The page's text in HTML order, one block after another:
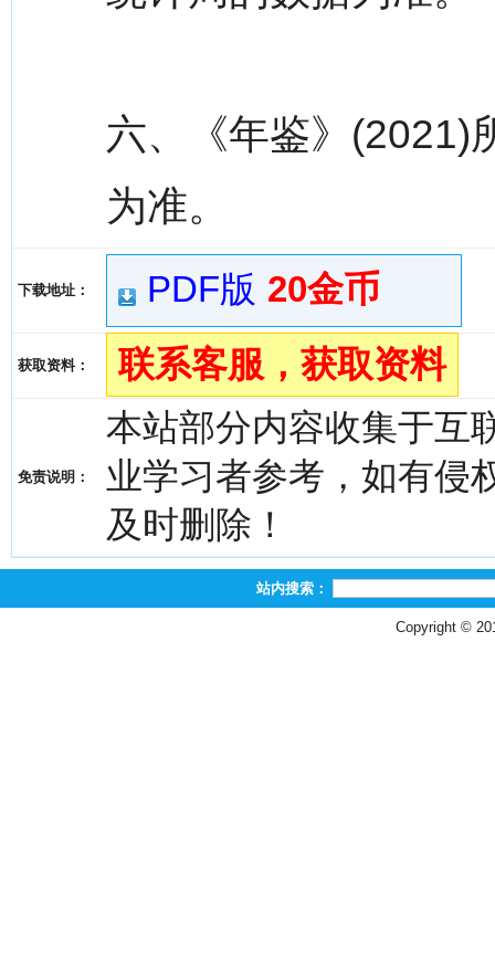
六、《年鉴》(2021)
为准。
下载地址： PDF版 20金币
获取资料： 联系客服，获取资料
免责说明：
本站部分内容收集于互
业学习者参考，如有侵
及时删除！
站内搜索：
Copyright ©